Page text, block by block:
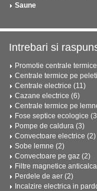
Saune
Intrebari si
Promotie centrale
Centrale termice pe
Centrale electrice (11)
Cazane electrice (6)
Centrale termice pe
Fose septice ecologice
Pompe de caldura (3)
Convectoare electrice (2)
Sobe lemne (2)
Convectoare pe gaz (2)
Filtre magnetice
Perdele de aer (2)
Incalzire electrica in